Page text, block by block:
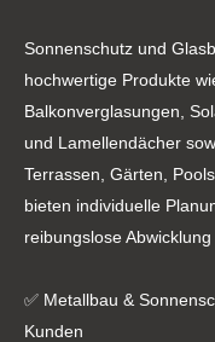
Sonnenschutz und
hochwertige Produkte
Balkonverglasungen,
und Lamellendächer
Terrassen, Gärten,
bieten individuelle
reibungslose
✅ Metallbau &
Kunden